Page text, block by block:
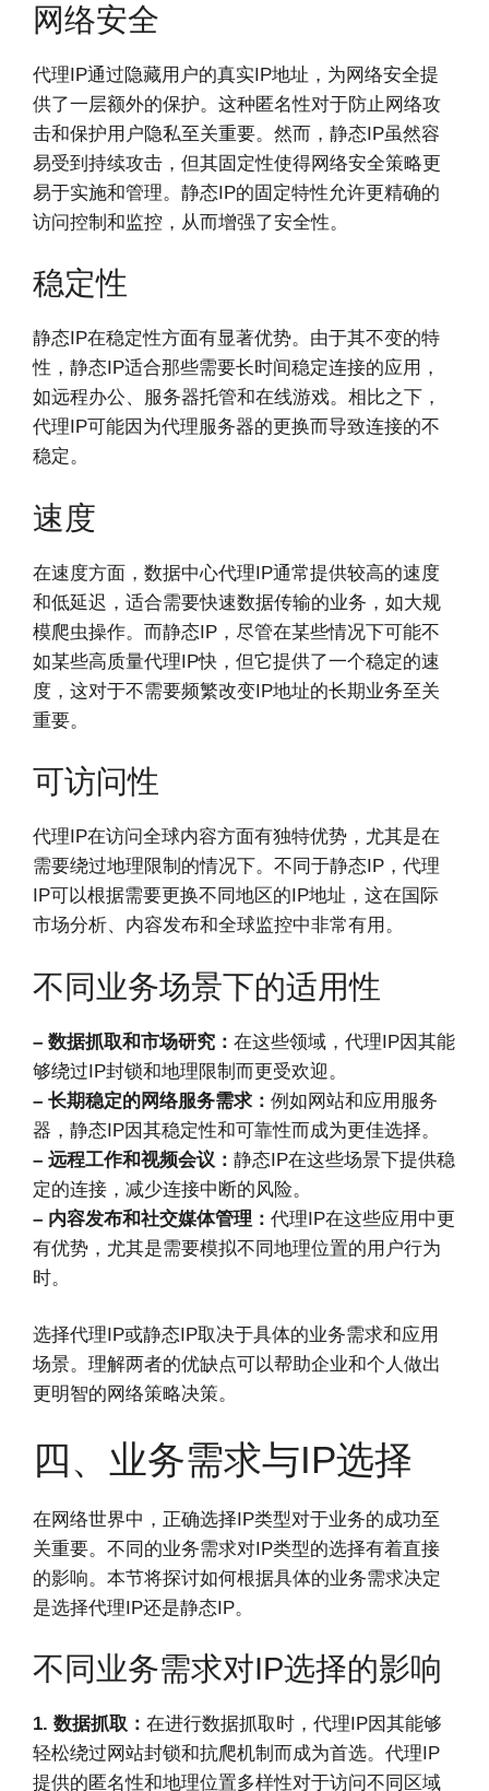
网络安全
代理IP通过隐藏用户的真实IP地址，为网络安全提
供了一层额外的保护。这种匿名性对于防止网络攻
击和保护用户隐私至关重要。然而，静态IP虽然容
易受到持续攻击，但其固定性使得网络安全策略更
易于实施和管理。静态IP的固定特性允许更精确的
访问控制和监控，从而增强了安全性。
稳定性
静态IP在稳定性方面有显著优势。由于其不变的特
性，静态IP适合那些需要长时间稳定连接的应用，
如远程办公、服务器托管和在线游戏。相比之下，
代理IP可能因为代理服务器的更换而导致连接的不
稳定。
速度
在速度方面，数据中心代理IP通常提供较高的速度
和低延迟，适合需要快速数据传输的业务，如大规
模爬虫操作。而静态IP，尽管在某些情况下可能不
如某些高质量代理IP快，但它提供了一个稳定的速
度，这对于不需要频繁改变IP地址的长期业务至关
重要。
可访问性
代理IP在访问全球内容方面有独特优势，尤其是在
需要绕过地理限制的情况下。不同于静态IP，代理
IP可以根据需要更换不同地区的IP地址，这在国际
市场分析、内容发布和全球监控中非常有用。
不同业务场景下的适用性
– 数据抓取和市场研究： 在这些领域，代理IP因其能
够绕过IP封锁和地理限制而更受欢迎。
– 长期稳定的网络服务需求： 例如网站和应用服务
器，静态IP因其稳定性和可靠性而成为更佳选择。
– 远程工作和视频会议： 静态IP在这些场景下提供稳
定的连接，减少连接中断的风险。
– 内容发布和社交媒体管理： 代理IP在这些应用中更
有优势，尤其是需要模拟不同地理位置的用户行为
时。
选择代理IP或静态IP取决于具体的业务需求和应用
场景。理解两者的优缺点可以帮助企业和个人做出
更明智的网络策略决策。
四、业务需求与IP选择
在网络世界中，正确选择IP类型对于业务的成功至
关重要。不同的业务需求对IP类型的选择有着直接
的影响。本节将探讨如何根据具体的业务需求决定
是选择代理IP还是静态IP。
不同业务需求对IP选择的影响
1. 数据抓取： 在进行数据抓取时，代理IP因其能够
轻松绕过网站封锁和抗爬机制而成为首选。代理IP
提供的匿名性和地理位置多样性对于访问不同区域